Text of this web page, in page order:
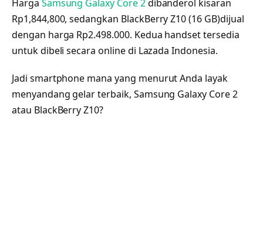
Harga Samsung Galaxy Core 2dibanderol kisaran
Rp1,844,800, sedangkan BlackBerry Z10 (16 GB)dijual
dengan harga Rp2.498.000. Kedua handset tersedia
untuk dibeli secara online di Lazada Indonesia.
Jadi smartphone mana yang menurut Anda layak
menyandang gelar terbaik, Samsung Galaxy Core 2
atau BlackBerry Z10?